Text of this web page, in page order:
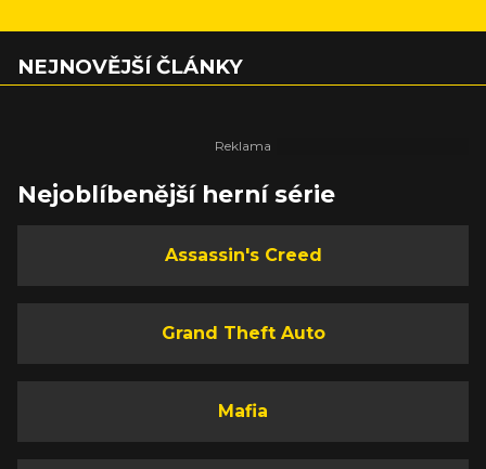
NEJNOVĚJŠÍ ČLÁNKY
Nejoblíbenější herní série
Assassin's Creed
Grand Theft Auto
Mafia